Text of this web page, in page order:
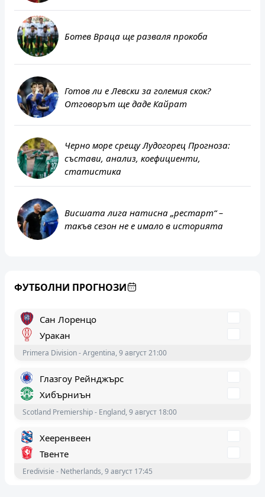
Ботев Враца ще разваля прокоба
Готов ли е Левски за големия скок?
Отговорът ще даде Кайрат
Черно море срещу Лудогорец Прогноза:
състави, анализ, коефициенти,
статистика
Висшата лига натисна „рестарт“ –
такъв сезон не е имало в историята
ФУТБОЛНИ ПРОГНОЗИ
1. SNL - Slovenia, 9 август 21:15
Сан Лоренцо
Уракан
Primera Division - Argentina, 9 август 21:00
Глазгоу Рейнджърс
Хибърниън
Scotland Premiership - England, 9 август 18:00
Хееренвеен
Твенте
Eredivisie - Netherlands, 9 август 17:45